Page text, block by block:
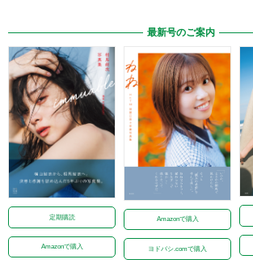
最新号のご案内
定期購読
Amazonで購入
Amazonで購入
ヨドバシ.comで購入